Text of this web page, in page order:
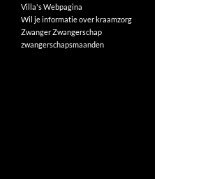
Villa'sWebpagina
Wil je informatie over kraamzorg
ZwangerZwangerschap
zwangerschapsmaanden